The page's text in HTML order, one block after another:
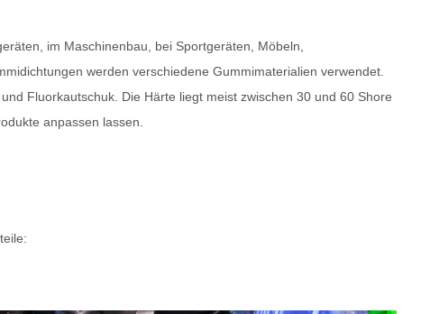
im Maschinenbau, bei Sportgeräten, Möbeln,
werden verschiedene Gummimaterialien verwendet.
Fluorkautschuk. Die Härte liegt meist zwischen 30 und 60 Shore
anpassen lassen.